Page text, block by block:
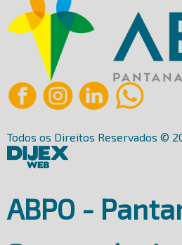
Todos os Direitos Reservados ©
ABPO -